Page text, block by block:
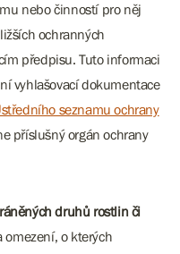
nebo činností pro něj
ochranných
předpisu. Tuto informaci
vyhlašovací dokumentace
seznamu ochrany
příslušný orgán ochrany
druhů rostlin či
omezení, o kterých